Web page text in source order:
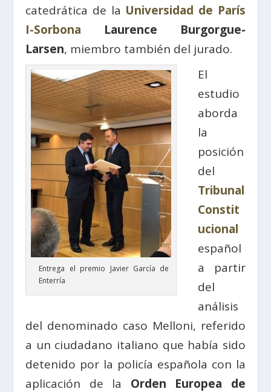
catedrática de la Universidad de París
I-Sorbona
Laurence Burgorgue-
Larsen, miembro también del jurado.
Entrega el premio Javier García de
Enterría
El
estudio
aborda
la
posición
del
Tribunal
Constit
ucional
español
a partir
del
análisis
del denominado caso Melloni, referido
a un ciudadano italiano que había sido
detenido por la policía española con la
aplicación de la Orden Europea de